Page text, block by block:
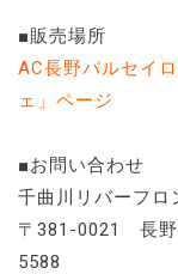
■販売場所
AC長野パルセイ
ェ」ページ
■お問い合わせ
千曲川リバーフ
〒381-0021 長
5588